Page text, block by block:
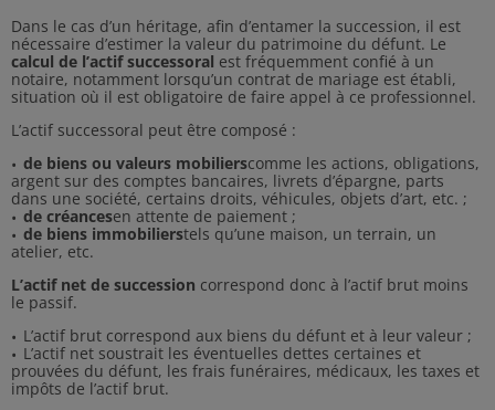
Dans le cas d’un héritage, afin d’entamer la succession, il est
nécessaire d’estimer la valeur du patrimoine du défunt. Le
calcul de l’actif successoral est fréquemment confié à un
notaire, notamment lorsqu’un contrat de mariage est établi,
situation où il est obligatoire de faire appel à ce professionnel.
L’actif successoral peut être composé :
de biens ou valeurs mobilierscomme les actions, obligations,
argent sur des comptes bancaires, livrets d’épargne, parts
dans une société, certains droits, véhicules, objets d’art, etc. ;
de créancesen attente de paiement ;
de biens immobilierstels qu’une maison, un terrain, un
atelier, etc.
L’actif net de succession correspond donc à l’actif brut moins
le passif.
L’actif brut correspond aux biens du défunt et à leur valeur ;
L’actif net soustrait les éventuelles dettes certaines et
prouvées du défunt, les frais funéraires, médicaux, les taxes et
impôts de l’actif brut.